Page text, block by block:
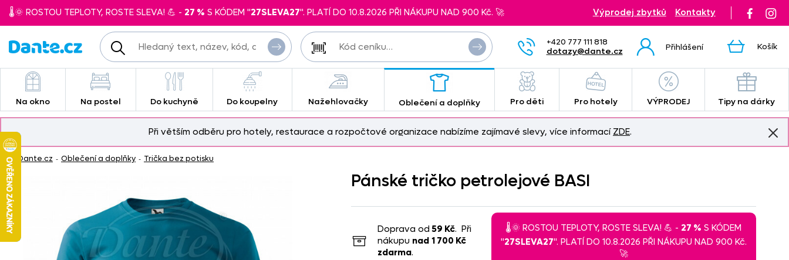
+420 777 111 818
dotazy@dante.cz
Přihlášení Košík
🌡️🌞 ROSTOU TEPLOTY, ROSTE SLEVA! 💪 - 27 % S KÓDEM "27SLEVA27". PLATÍ DO 10.8.2026 PŘI NÁKUPU NAD 900 Kč. 🚀 Výprodej zbytků Kontakty
Na okno Na postel Do kuchyně Do koupelny Nažehlovačky Oblečení a doplňky Pro děti Pro hotely VÝPRODEJ Tipy na dárky
Při větším odběru pro hotely, restaurace a rozpočtové organizace nabízíme zajímavé slevy, více informací ZDE.
Dante.cz - Oblečení a doplňky - Trička bez potisku
Pánské tričko petrolejové BASI
Doprava od 59 Kč. Při
nákupu nad 1 700 Kč
zdarma.
🌡️🌞 ROSTOU TEPLOTY, ROSTE SLEVA! 💪 -27 % S KÓDEM
"27SLEVA27". PLATÍ DO 10.8.2026 PŘI NÁKUPU NAD 900 Kč.
🚀